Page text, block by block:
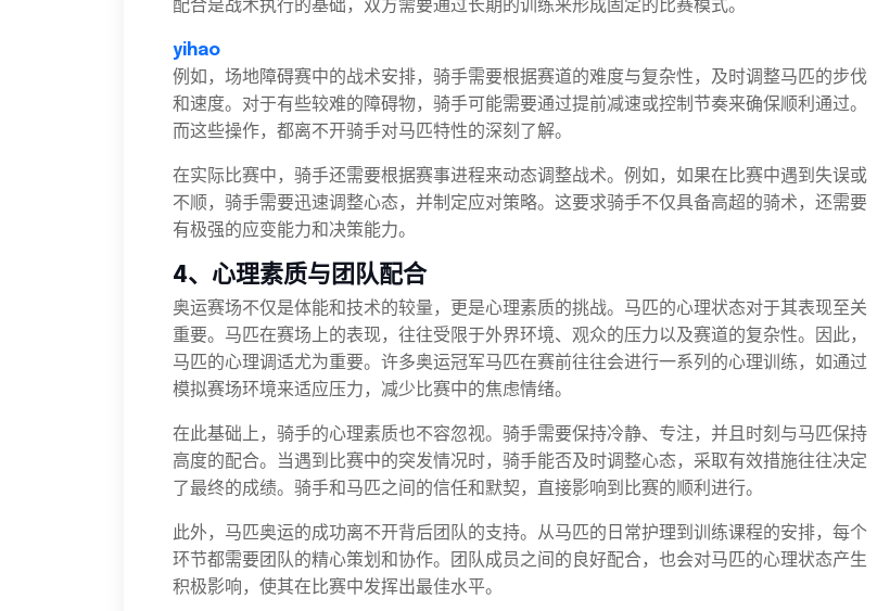
配合是战术执行的基础，双方需要通过长期的训练来形成固定的比赛模式。
yihao
例如，场地障碍赛中的战术安排，骑手需要根据赛道的难度与复杂性，及时调整马匹的步伐
和速度。对于有些较难的障碍物，骑手可能需要通过提前减速或控制节奏来确保顺利通过。
而这些操作，都离不开骑手对马匹特性的深刻了解。
在实际比赛中，骑手还需要根据赛事进程来动态调整战术。例如，如果在比赛中遇到失误或
不顺，骑手需要迅速调整心态，并制定应对策略。这要求骑手不仅具备高超的骑术，还需要
有极强的应变能力和决策能力。
4、心理素质与团队配合
奥运赛场不仅是体能和技术的较量，更是心理素质的挑战。马匹的心理状态对于其表现至关
重要。马匹在赛场上的表现，往往受限于外界环境、观众的压力以及赛道的复杂性。因此，
马匹的心理调适尤为重要。许多奥运冠军马匹在赛前往往会进行一系列的心理训练，如通过
模拟赛场环境来适应压力，减少比赛中的焦虑情绪。
在此基础上，骑手的心理素质也不容忽视。骑手需要保持冷静、专注，并且时刻与马匹保持
高度的配合。当遇到比赛中的突发情况时，骑手能否及时调整心态，采取有效措施往往决定
了最终的成绩。骑手和马匹之间的信任和默契，直接影响到比赛的顺利进行。
此外，马匹奥运的成功离不开背后团队的支持。从马匹的日常护理到训练课程的安排，每个
环节都需要团队的精心策划和协作。团队成员之间的良好配合，也会对马匹的心理状态产生
积极影响，使其在比赛中发挥出最佳水平。